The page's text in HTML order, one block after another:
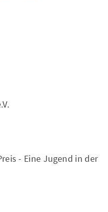
- Eine Jugend in der